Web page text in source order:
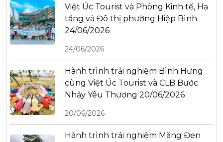
Việt Úc Tourist và Phòng Kinh tế, Hạ
tầng và Đô thị phường Hiệp Bình
24/06/2026
24/06/2026
Hành trình trải nghiệm Bình Hưng
cùng Việt Úc Tourist và CLB Bước
Nhảy Yêu Thương 20/06/2026
20/06/2026
Hành trình trải nghiệm Măng Đen